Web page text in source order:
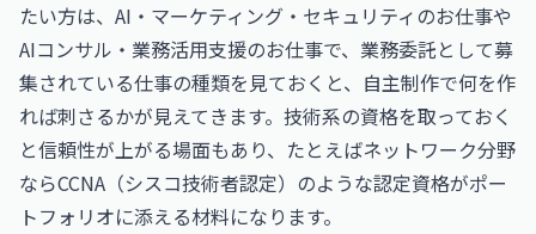
たい方は、 AI・マーケティング・セキュリティのお仕事や
AIコンサル・業務活用支援のお仕事で、業務委託として募
集されている仕事の種類を見ておくと、自主制作で何を作
れば刺さるかが見えてきます。技術系の資格を取っておく
と信頼性が上がる場面もあり、たとえばネットワーク分野
ならCCNA（シスコ技術者認定） のような認定資格がポー
トフォリオに添える材料になります。